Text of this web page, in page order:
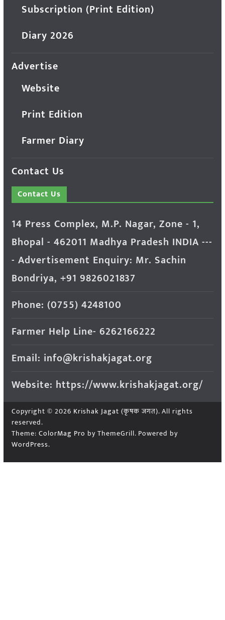
Subscription (Print Edition)
Diary 2026
Advertise
Website
Print Edition
Farmer Diary
Contact Us
Contact Us
14 Press Complex, M.P. Nagar, Zone - 1,
Bhopal - 462011 Madhya Pradesh INDIA ---
- Advertisement Enquiry: Mr. Sachin
Bondriya, +91 9826021837
Phone: (0755) 4248100
Farmer Help Line- 6262166222
Email: info@krishakjagat.org
Website: https://www.krishakjagat.org/
Copyright © 2026 Krishak Jagat (कृषक जगत). All rights
reserved.
Theme: ColorMag Pro by ThemeGrill. Powered by
WordPress.